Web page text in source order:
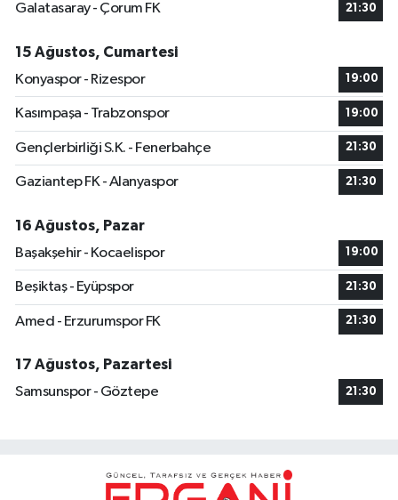
Galatasaray - Çorum FK
21:30
15 Ağustos, Cumartesi
Konyaspor - Rizespor
19:00
Kasımpaşa - Trabzonspor 19:00
Gençlerbirliği S.K. - Fenerbahçe 21:30
Gaziantep FK - Alanyaspor 21:30
16 Ağustos, Pazar
Başakşehir - Kocaelispor
19:00
Beşiktaş - Eyüpspor 21:30
Amed - Erzurumspor FK 21:30
17 Ağustos, Pazartesi
Samsunspor - Göztepe
21:30